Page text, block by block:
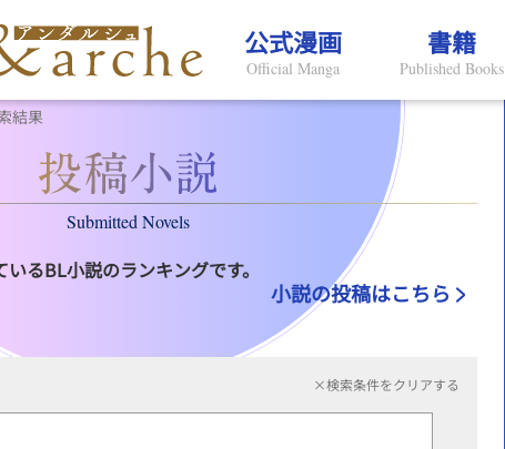
公式漫画
Official Manga
書籍
Published Books
結果
Submitted Novels
るBL小説のランキングです。
小説の投稿はこちら
×検索条件をクリアする